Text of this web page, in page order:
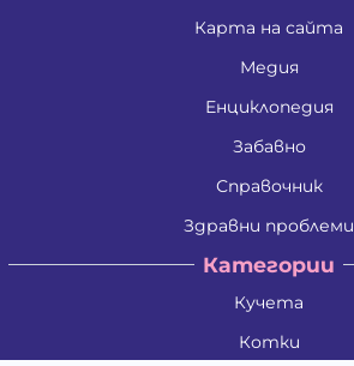
Карта на сайта
Медия
Енциклопедия
Забавно
Справочник
Здравни проблеми
Категории
Кучета
Котки